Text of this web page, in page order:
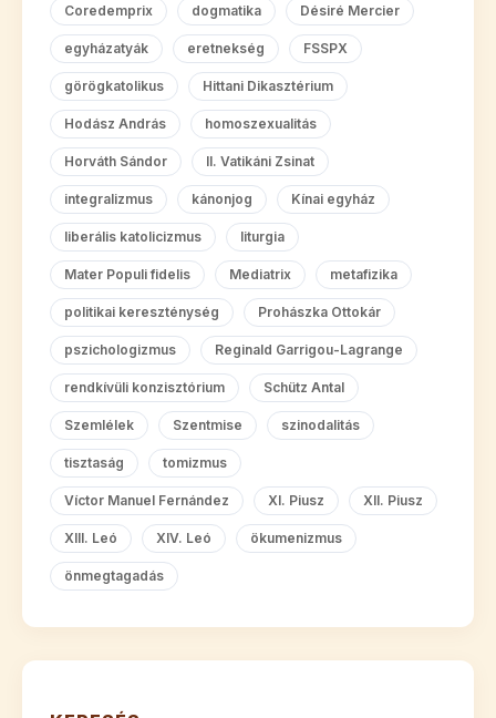
Coredemprix dogmatika Désiré Mercier
egyházatyák eretnekség FSSPX
görögkatolikus Hittani Dikasztérium
Hodász András homoszexualitás
Horváth Sándor II. Vatikáni Zsinat
integralizmus kánonjog Kínai egyház
liberális katolicizmus liturgia
Mater Populi fidelis Mediatrix metafizika
politikai kereszténység Prohászka Ottokár
pszichologizmus Reginald Garrigou-Lagrange
rendkívüli konzisztórium Schütz Antal
Szemlélek Szentmise szinodalitás
tisztaság tomizmus
Víctor Manuel Fernández XI. Piusz XII. Piusz
XIII. Leó XIV. Leó ökumenizmus
önmegtagadás